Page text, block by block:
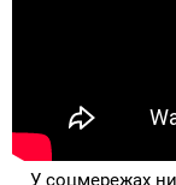
У соцмережах